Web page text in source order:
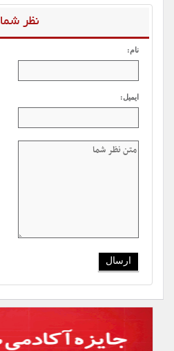
نظر شما
نام:
ایمیل: